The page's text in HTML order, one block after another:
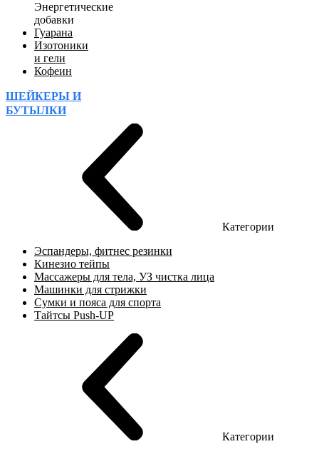
Энергетические
добавки
Гуарана
Изотоники
и гели
Кофеин
ШЕЙКЕРЫ И
БУТЫЛКИ
Категории
Эспандеры, фитнес резинки
Кинезио тейпы
Массажеры для тела, УЗ чистка лица
Машинки для стрижки
Сумки и пояса для спорта
Тайтсы Push-UP
Категории